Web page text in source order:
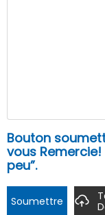
Bouton
vous
peu”.
Soumettre